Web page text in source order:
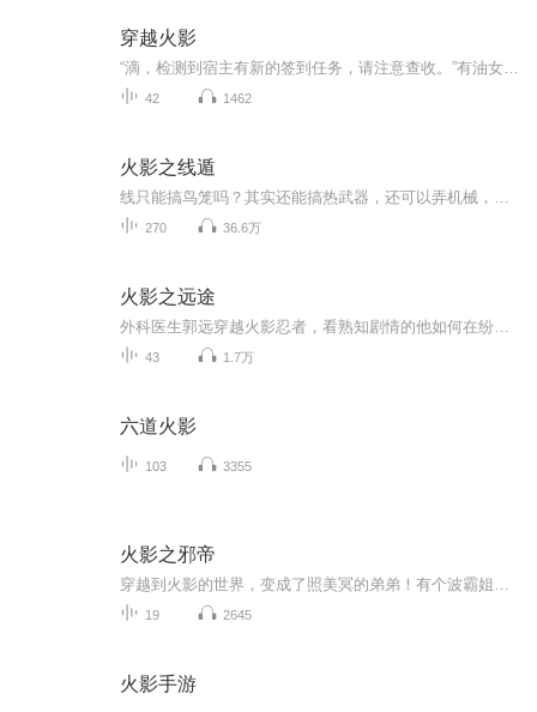
穿越火影
42 1462
火影之线遁
270 36.6万
火影之远途
43 1.7万
六道火影
103 3355
火影之邪帝
19 2645
火影手游